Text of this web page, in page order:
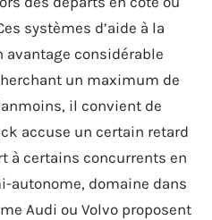
systèmes d’aide à la
considérable
un maximum de
il convient de
accuse un certain retard
à certains concurrents en
autonome, domaine dans
Audi ou Volvo proposent